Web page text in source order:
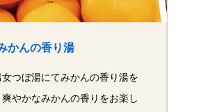
かんの香り湯
つぼ湯にてみかんの香り湯を
やかなみかんの香りをお楽し